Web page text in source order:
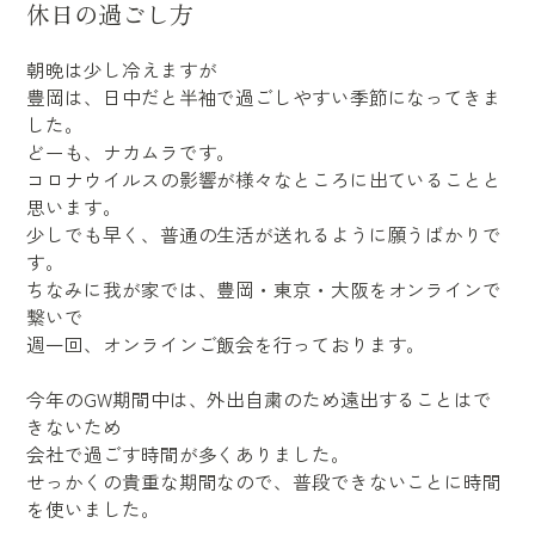
休日の過ごし方
朝晩は少し冷えますが
豊岡は、日中だと半袖で過ごしやすい季節になってきま
した。
どーも、ナカムラです。
コロナウイルスの影響が様々なところに出ていることと
思います。
少しでも早く、普通の生活が送れるように願うばかりで
す。
ちなみに我が家では、豊岡・東京・大阪をオンラインで
繋いで
週一回、オンラインご飯会を行っております。
今年のGW期間中は、外出自粛のため遠出することはで
きないため
会社で過ごす時間が多くありました。
せっかくの貴重な期間なので、普段できないことに時間
を使いました。